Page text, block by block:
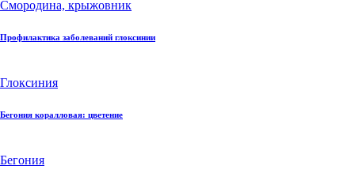
Смородина, крыжовник
Профилактика заболеваний глоксинии
Глоксиния
Бегония коралловая: цветение
Бегония